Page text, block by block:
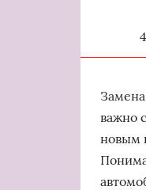
важно
новым